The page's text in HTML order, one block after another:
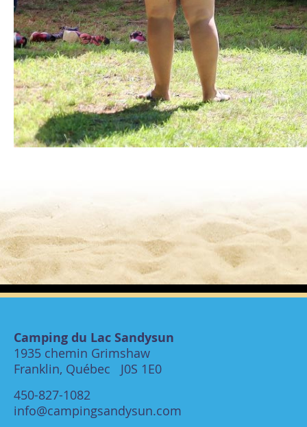
Camping du Lac Sandysun
1935 chemin Grimshaw
Franklin, Québec J0S 1E0
450-827-1082
info@campingsandysun.com